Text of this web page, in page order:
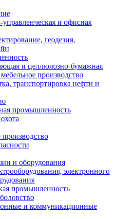
и офисная
геодезия,
и целлюлозно-бумажная
производство
транспортировка нефти и
промышленность
и оборудования
электронного
промышленность
и коммуникационные